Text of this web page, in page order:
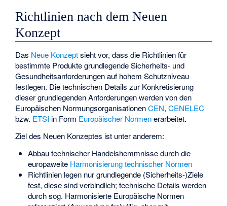
Richtlinien nach dem Neuen
Konzept
Das Neue Konzeptsieht vor, dass die Richtlinien für
bestimmte Produkte grundlegende Sicherheits- und
Gesundheitsanforderungen auf hohem Schutzniveau
festlegen. Die technischen Details zur Konkretisierung
dieser grundlegenden Anforderungen werden von den
Europäischen NormungsorganisationenCEN,CENELEC
bzw. ETSI in Form Europäischer Normenerarbeitet.
Ziel des Neuen Konzeptes ist unter anderem:
Abbau technischer Handelshemmnisse durch die
europaweite Harmonisierung technischer Normen
Richtlinien legen nur grundlegende (Sicherheits-)Ziele
fest, diese sind verbindlich; technische Details werden
durch sog. Harmonisierte Europäische Normen